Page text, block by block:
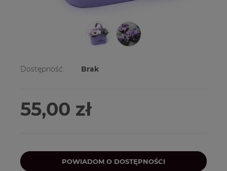
Dostępność: Brak
55,00 zł
POWIADOM O DOSTĘPNOŚCI